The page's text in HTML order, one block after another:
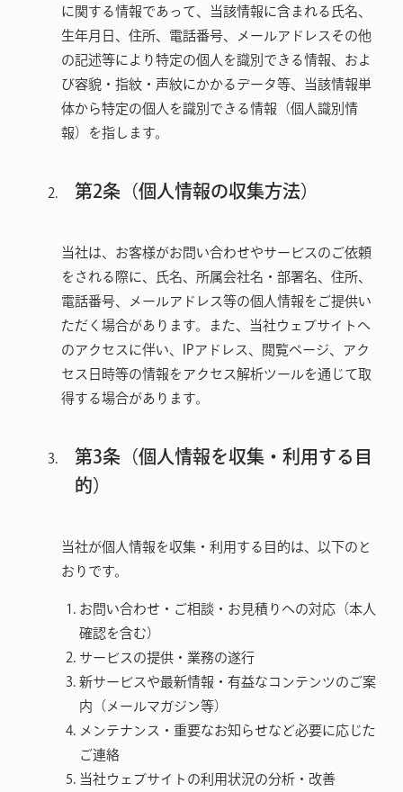
に関する情報であって、当該情報に含まれる氏名、
生年月日、住所、電話番号、メールアドレスその他
の記述等により特定の個人を識別できる情報、およ
び容貌・指紋・声紋にかかるデータ等、当該情報単
体から特定の個人を識別できる情報（個人識別情
報）を指します。
第2条（個人情報の収集方法）
当社は、お客様がお問い合わせやサービスのご依頼
をされる際に、氏名、所属会社名・部署名、住所、
電話番号、メールアドレス等の個人情報をご提供い
ただく場合があります。また、当社ウェブサイトへ
のアクセスに伴い、IPアドレス、閲覧ページ、アク
セス日時等の情報をアクセス解析ツールを通じて取
得する場合があります。
第3条（個人情報を収集・利用する目
的）
当社が個人情報を収集・利用する目的は、以下のと
おりです。
お問い合わせ・ご相談・お見積りへの対応（本人
確認を含む）
サービスの提供・業務の遂行
新サービスや最新情報・有益なコンテンツのご案
内（メールマガジン等）
メンテナンス・重要なお知らせなど必要に応じた
ご連絡
当社ウェブサイトの利用状況の分析・改善